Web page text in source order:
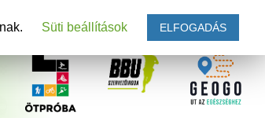
Süti beállítások ELFOGADÁS